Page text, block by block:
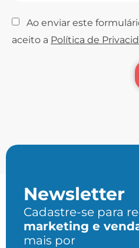
Ao enviar este
aceito a Política de
Newsletter
Cadastre-se para
marketing e
mais por